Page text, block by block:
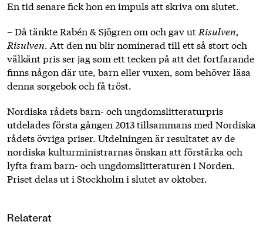
En tid senare fick hon en impuls att skriva om slutet.
– Då tänkte Rabén & Sjögren om och gav ut Risulven,
Risulven. Att den nu blir nominerad till ett så stort och
välkänt pris ser jag som ett tecken på att det fortfarande
finns någon där ute, barn eller vuxen, som behöver läsa
denna sorgebok och få tröst.
Nordiska rådets barn- och ungdomslitteraturpris
utdelades första gången 2013 tillsammans med Nordiska
rådets övriga priser. Utdelningen är resultatet av de
nordiska kulturministrarnas önskan att förstärka och
lyfta fram barn- och ungdomslitteraturen i Norden.
Priset delas ut i Stockholm i slutet av oktober.
Relaterat